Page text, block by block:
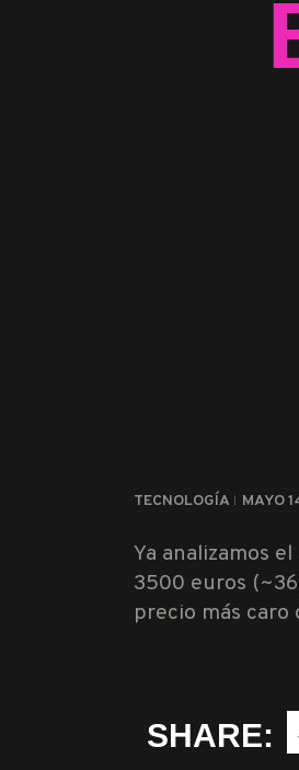
TECNOLOGÍA MAYO
Ya analizamos
3500 euros
precio más
SHARE: